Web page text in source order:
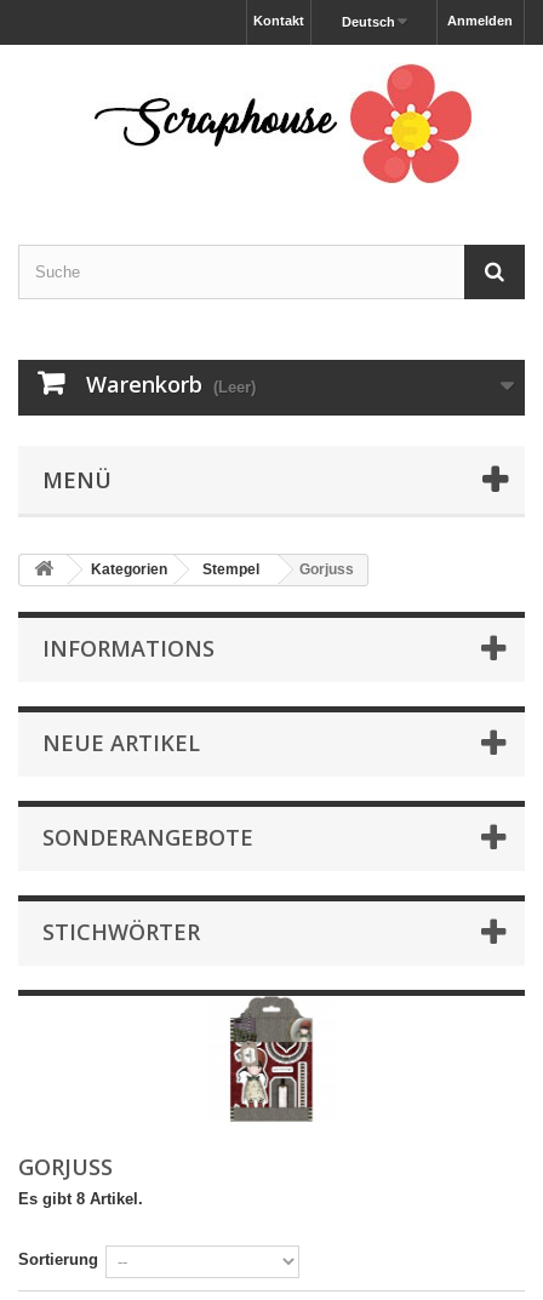
Anmelden
Deutsch
Kontakt
Warenkorb (Leer)
MENÜ
Kategorien Stempel Gorjuss
INFORMATIONS
NEUE ARTIKEL
SONDERANGEBOTE
STICHWÖRTER
GORJUSS
Es gibt 8 Artikel.
Sortierung